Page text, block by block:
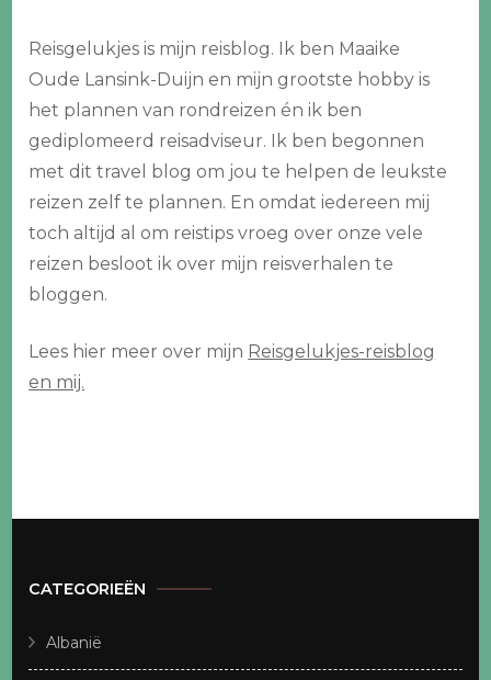
Reisgelukjes is mijn reisblog. Ik ben Maaike
Oude Lansink-Duijn en mijn grootste hobby is
het plannen van rondreizen én ik ben
gediplomeerd reisadviseur. Ik ben begonnen
met dit travel blog om jou te helpen de leukste
reizen zelf te plannen. En omdat iedereen mij
toch altijd al om reistips vroeg over onze vele
reizen besloot ik over mijn reisverhalen te
bloggen.
Lees hier meer over mijn Reisgelukjes-reisblog
en mij.
CATEGORIEËN
Albanië